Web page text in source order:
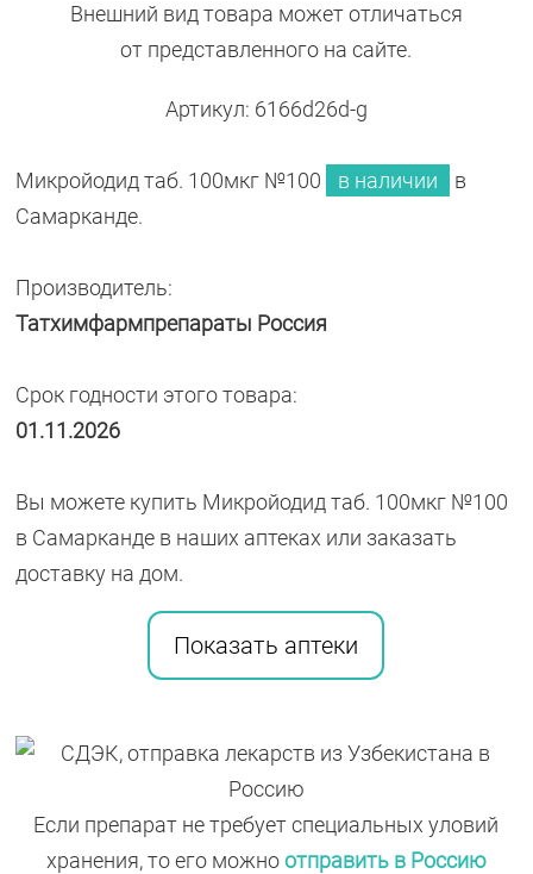
Внешний вид товара может отличаться
от представленного на сайте.
Артикул: 6166d26d-g
Микройодид таб. 100мкг №100 в наличии
в
Самарканде.
Производитель:
Татхимфармпрепараты Россия
Срок годности этого товара:
01.11.2026
Вы можете купить Микройодид таб. 100мкг №100
в Самарканде в наших аптеках или заказать
доставку на дом.
Показать аптеки
Если препарат не требует специальных уловий
хранения, то его можноотправить в Россию